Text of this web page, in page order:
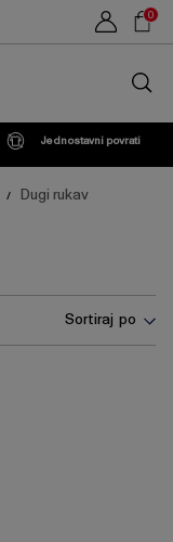
0
trgovini
Jednostavni povrati
/ Dugi rukav
Sortiraj po